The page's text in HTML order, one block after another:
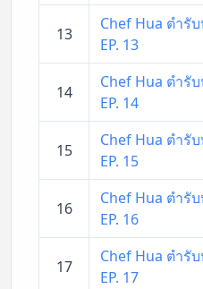
13
Chef Hua ตำรั
EP. 13
14
Chef Hua ตำรั
EP. 14
15
Chef Hua ตำรั
EP. 15
16
Chef Hua ตำรั
EP. 16
17
Chef Hua ตำรั
EP. 17